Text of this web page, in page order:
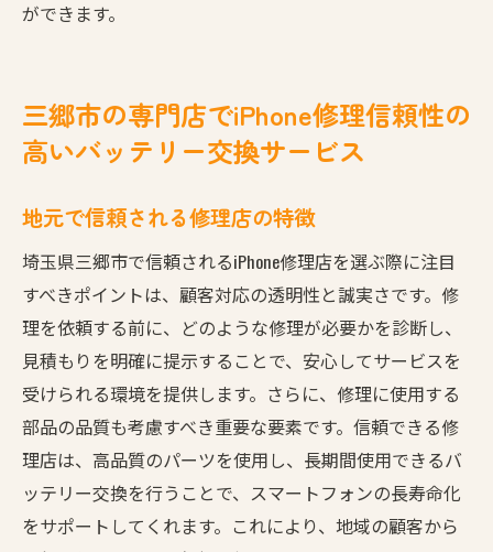
ができます。
三郷市の専門店でiPhone修理信頼性の
高いバッテリー交換サービス
地元で信頼される修理店の特徴
埼玉県三郷市で信頼されるiPhone修理店を選ぶ際に注目
すべきポイントは、顧客対応の透明性と誠実さです。修
理を依頼する前に、どのような修理が必要かを診断し、
見積もりを明確に提示することで、安心してサービスを
受けられる環境を提供します。さらに、修理に使用する
部品の品質も考慮すべき重要な要素です。信頼できる修
理店は、高品質のパーツを使用し、長期間使用できるバ
ッテリー交換を行うことで、スマートフォンの長寿命化
をサポートしてくれます。これにより、地域の顧客から